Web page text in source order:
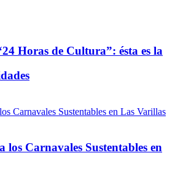
Horas de Cultura”: ésta es la
los Carnavales Sustentables en